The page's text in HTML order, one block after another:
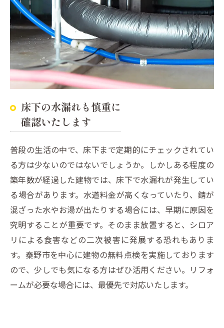
床下の水漏れも慎重に
確認いたします
普段の生活の中で、床下まで定期的にチェックされてい
る方は少ないのではないでしょうか。しかしある程度の
築年数が経過した建物では、床下で水漏れが発生してい
る場合があります。水道料金が高くなっていたり、錆が
混ざった水やお湯が出たりする場合には、早期に原因を
究明することが重要です。そのまま放置すると、シロア
リによる食害などの二次被害に発展する恐れもありま
す。秦野市を中心に建物の無料点検を実施しております
ので、少しでも気になる方はぜひ活用ください。リフォ
ームが必要な場合には、最優先で対応いたします。